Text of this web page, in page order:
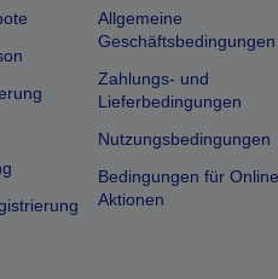
Allgemeine
Geschäftsbedingungen
Zahlungs- und
Lieferbedingungen
Nutzungsbedingungen
Bedingungen für
Aktionen